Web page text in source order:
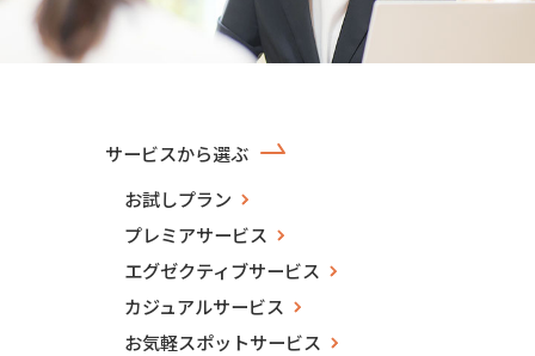
サービスから選ぶ
お試しプラン
プレミアサービス
エグゼクティブサービス
カジュアルサービス
お気軽スポットサービス